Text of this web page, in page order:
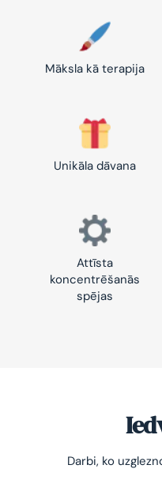
Māksla kā terapija
Unikāla dāvana
Attīsta
koncentrēšanās
spējas
Darbi, ko
-10%
Vienkāršs veids,